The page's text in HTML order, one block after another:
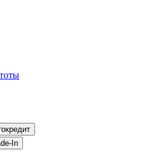
In